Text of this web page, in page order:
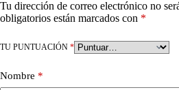
Tu dirección de correo electrónico no
obligatorios están marcados con *
TU PUNTUACIÓN *
Nombre *